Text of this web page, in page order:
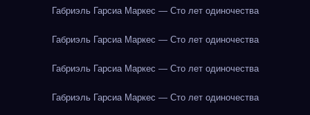
Габриэль Гарсиа Маркес — Сто лет одиночества
Габриэль Гарсиа Маркес — Сто лет одиночества
Габриэль Гарсиа Маркес — Сто лет одиночества
Габриэль Гарсиа Маркес — Сто лет одиночества